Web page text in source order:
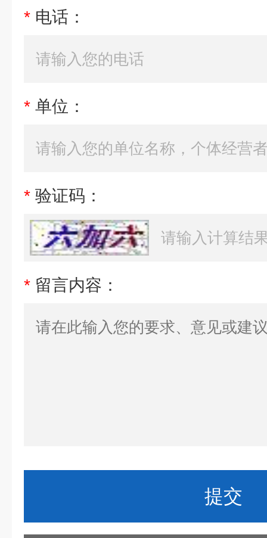
* 电话：
* 单位：
* 验证码：
* 留言内容：